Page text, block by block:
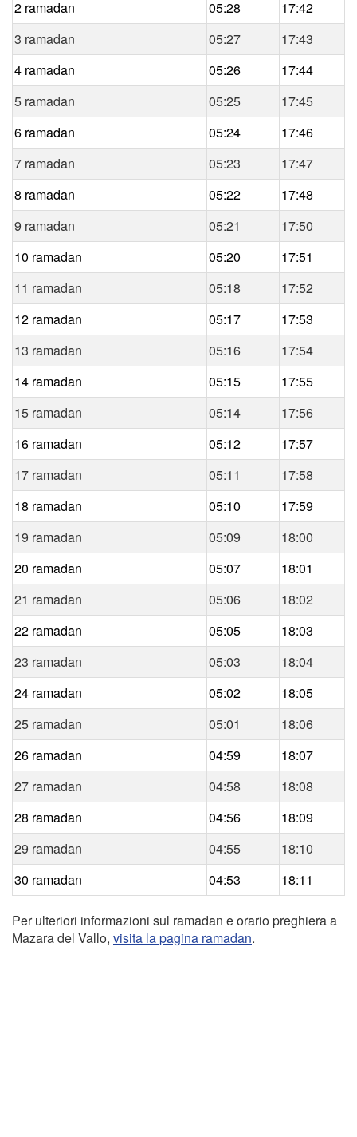
2 ramadan 05:28
17:42
3 ramadan
05:27
17:43
4 ramadan
05:26
17:44
5 ramadan
05:25
17:45
6 ramadan
05:24
17:46
7 ramadan
05:23
17:47
8 ramadan
05:22
17:48
9 ramadan
05:21
17:50
10 ramadan
05:20
17:51
11 ramadan
05:18
17:52
12 ramadan
05:17
17:53
13 ramadan
05:16
17:54
14 ramadan
05:15
17:55
15 ramadan
05:14
17:56
16 ramadan
05:12
17:57
17 ramadan
05:11
17:58
18 ramadan
05:10
17:59
19 ramadan
05:09
18:00
20 ramadan
05:07
18:01
21 ramadan
05:06
18:02
22 ramadan
05:05
18:03
23 ramadan
05:03
18:04
24 ramadan
05:02
18:05
25 ramadan
05:01
18:06
26 ramadan
04:59
18:07
27 ramadan
04:58
18:08
28 ramadan
04:56
18:09
29 ramadan
04:55
18:10
30 ramadan
04:53 18:11
Per ulteriori informazioni sul ramadan e orario preghiera a
Mazara del Vallo, visita la pagina ramadan.